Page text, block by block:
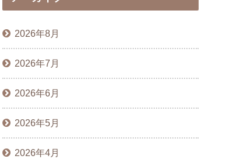
2026年8月
2026年7月
2026年6月
2026年5月
2026年4月